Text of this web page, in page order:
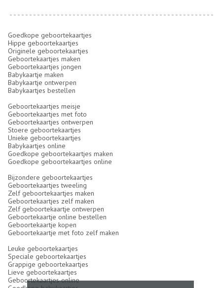
Goedkope geboortekaartjes
Hippe geboortekaartjes
Originele geboortekaartjes
Geboortekaartjes maken
Geboortekaartjes jongen
Babykaartje maken
Babykaartje ontwerpen
Babykaartjes bestellen
Geboortekaartjes meisje
Geboortekaartjes met foto
Geboortekaartjes ontwerpen
Stoere geboortekaartjes
Unieke geboortekaartjes
Babykaartjes online
Goedkope geboortekaartjes maken
Goedkope geboortekaartjes online
Bijzondere geboortekaartjes
Geboortekaartjes tweeling
Zelf geboortekaartjes maken
Geboortekaartjes zelf maken
Zelf geboortekaartje ontwerpen
Geboortekaartje online bestellen
Geboortekaartje kopen
Geboortekaartje met foto zelf maken
Leuke geboortekaartjes
Speciale geboortekaartjes
Grappige geboortekaartjes
Lieve geboortekaartjes
Geboortekaartjes online